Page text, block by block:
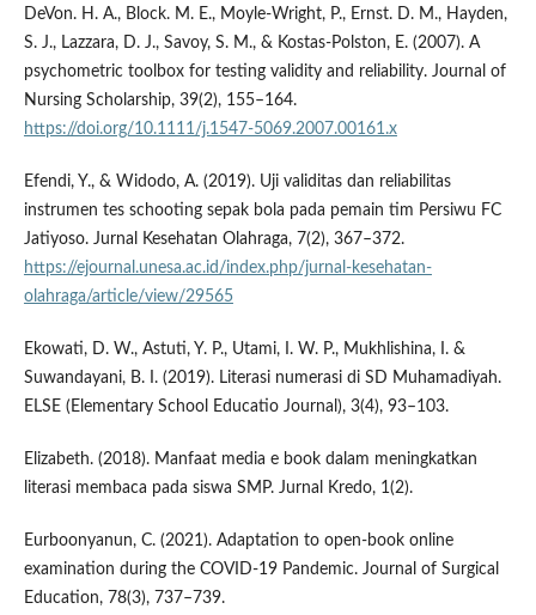
DeVon. H. A., Block. M. E., Moyle-Wright, P., Ernst. D. M., Hayden,
S. J., Lazzara, D. J., Savoy, S. M., & Kostas-Polston, E. (2007). A
psychometric toolbox for testing validity and reliability. Journal of
Nursing Scholarship, 39(2), 155–164.
https://doi.org/10.1111/j.1547-5069.2007.00161.x
Efendi, Y., & Widodo, A. (2019). Uji validitas dan reliabilitas
instrumen tes schooting sepak bola pada pemain tim Persiwu FC
Jatiyoso. Jurnal Kesehatan Olahraga, 7(2), 367–372.
https://ejournal.unesa.ac.id/index.php/jurnal-kesehatan-
olahraga/article/view/29565
Ekowati, D. W., Astuti, Y. P., Utami, I. W. P., Mukhlishina, I. &
Suwandayani, B. I. (2019). Literasi numerasi di SD Muhamadiyah.
ELSE (Elementary School Educatio Journal), 3(4), 93–103.
Elizabeth. (2018). Manfaat media e book dalam meningkatkan
literasi membaca pada siswa SMP. Jurnal Kredo, 1(2).
Eurboonyanun, C. (2021). Adaptation to open-book online
examination during the COVID-19 Pandemic. Journal of Surgical
Education, 78(3), 737–739.